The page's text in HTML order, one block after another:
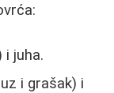
i juha.
i grašak) i